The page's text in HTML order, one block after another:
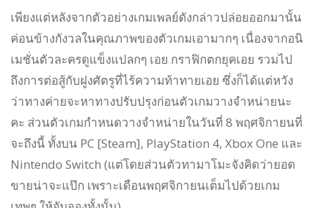
เพียงแต่หลังจากตัวอย่างเกมเพลย์ดังกล่าวปล่อยออกมานั้น
ค่อนข้างกังวลในคุณภาพของตัวเกมเอามากๆ เนื่องจากอนิ
เมชั่นตัวละครดูแข็งแปลกๆ เอย กราฟิกตกยุคเอย รวมไป
ถึงการต่อสู้กับฝูงศัตรูที่ไร้ความท้าทายเอย ซึ่งก็ได้แต่หวัง
ว่าทางค่ายจะหาทางปรับปรุงก่อนตัวเกมวางจำหน่ายนะ
คะ ส่วนตัวเกมกำหนดวางจำหน่ายในวันที่ 8 พฤศจิกายนที่
จะถึงนี้ ทั้งบน PC [Steam], PlayStation 4, Xbox One และ
Nintendo Switch (แต่โดยส่วนตัวทามาโมะจังคิดว่ายอด
ขายน่าจะแป๊ก เพราะเดือนพฤศจิกายนเต็มไปด้วยเกม